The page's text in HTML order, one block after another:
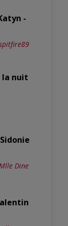
-
la nuit
Mlle Dine